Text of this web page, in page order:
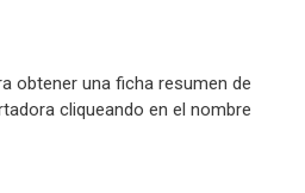
obtener una ficha resumen de
cliqueando en el nombre